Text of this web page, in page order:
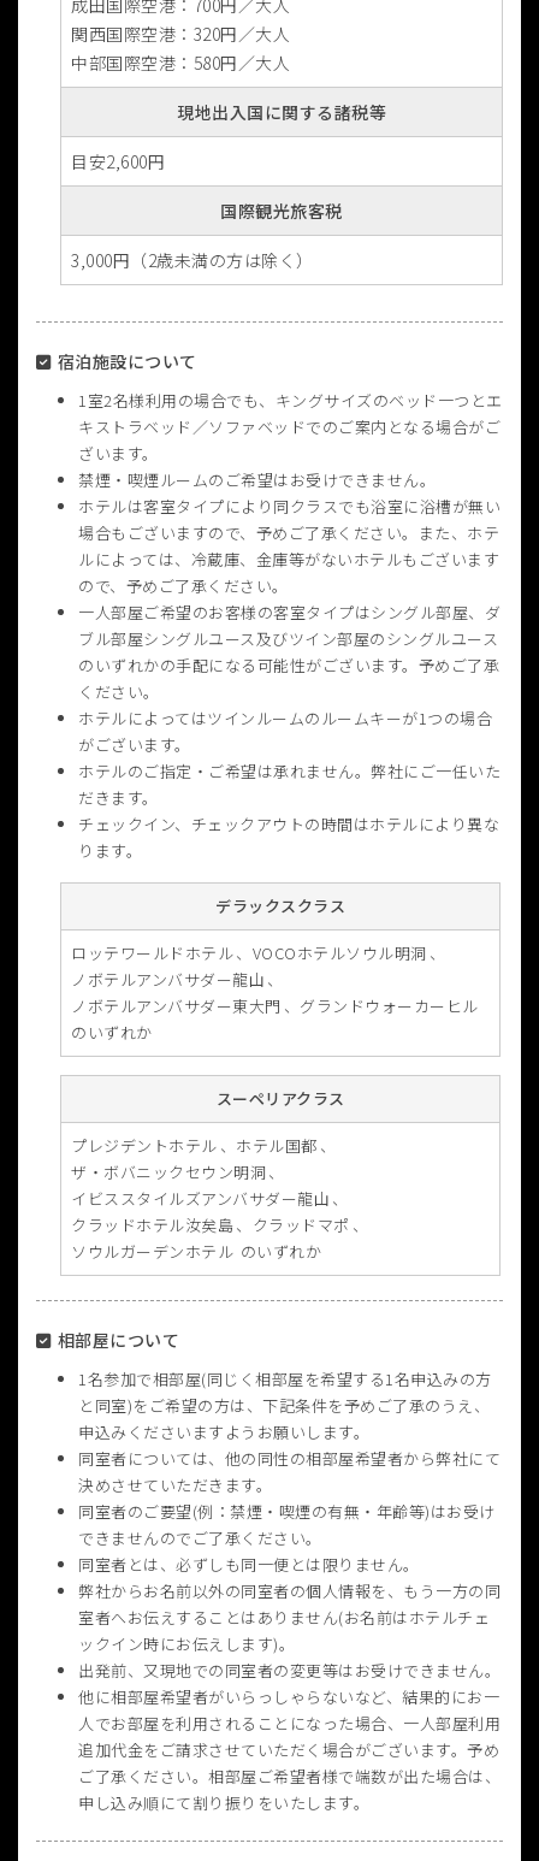
関西国際空港：320円／大人
中部国際空港：580円／大人
現地出入国に関する諸税等
目安2,600円
国際観光旅客税
3,000円（2歳未満の方は除く）
宿泊施設について
1室2名様利用の場合でも、キングサイズのベッド一つとエ
キストラベッド／ソファベッドでのご案内となる場合がご
ざいます。
禁煙・喫煙ルームのご希望はお受けできません。
ホテルは客室タイプにより同クラスでも浴室に浴槽が無い
場合もございますので、予めご了承ください。また、ホテ
ルによっては、冷蔵庫、金庫等がないホテルもございます
ので、予めご了承ください。
一人部屋ご希望のお客様の客室タイプはシングル部屋、ダ
ブル部屋シングルユース及びツイン部屋のシングルユース
のいずれかの手配になる可能性がございます。予めご了承
ください。
ホテルによってはツインルームのルームキーが1つの場合
がございます。
ホテルのご指定・ご希望は承れません。弊社にご一任いた
だきます。
チェックイン、チェックアウトの時間はホテルにより異な
ります。
デラックスクラス
ロッテワールドホテル
VOCOホテルソウル明洞
ノボテルアンバサダー龍山
ノボテルアンバサダー東大門
グランドウォーカーヒル
のいずれか
スーペリアクラス
プレジデントホテル
ホテル国都
ザ・ボバニックセウン明洞
イビススタイルズアンバサダー龍山
クラッドホテル汝矣島
クラッドマポ
ソウルガーデンホテル のいずれか
相部屋について
1名参加で相部屋(同じく相部屋を希望する1名申込みの方
と同室)をご希望の方は、下記条件を予めご了承のうえ、
申込みくださいますようお願いします。
同室者については、他の同性の相部屋希望者から弊社にて
決めさせていただきます。
同室者のご要望(例：禁煙・喫煙の有無・年齢等)はお受け
できませんのでご了承ください。
同室者とは、必ずしも同一便とは限りません。
弊社からお名前以外の同室者の個人情報を、もう一方の同
室者へお伝えすることはありません(お名前はホテルチェ
ックイン時にお伝えします)。
出発前、又現地での同室者の変更等はお受けできません。
他に相部屋希望者がいらっしゃらないなど、結果的にお一
人でお部屋を利用されることになった場合、一人部屋利用
追加代金をご請求させていただく場合がございます。予め
ご了承ください。相部屋ご希望者様で端数が出た場合は、
申し込み順にて割り振りをいたします。